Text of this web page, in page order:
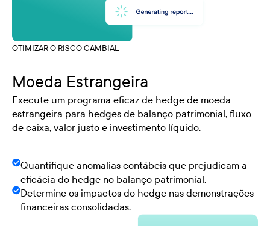
OTIMIZAR O RISCO CAMBIAL
Moeda Estrangeira
Execute um programa eficaz de hedge de moeda
estrangeira para hedges de balanço patrimonial, fluxo
de caixa, valor justo e investimento líquido.
Quantifique anomalias contábeis que prejudicam a
eficácia do hedge no balanço patrimonial.
Determine os impactos do hedge nas demonstrações
financeiras consolidadas.